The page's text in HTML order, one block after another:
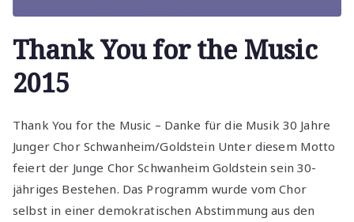
Thank You for the Music
2015
Thank You for the Music – Danke für die Musik 30 Jahre
Junger Chor Schwanheim/Goldstein Unter diesem Motto
feiert der Junge Chor Schwanheim Goldstein sein 30-
jähriges Bestehen. Das Programm wurde vom Chor
selbst in einer demokratischen Abstimmung aus den